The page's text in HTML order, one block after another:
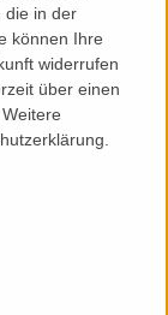
die in der
können Ihre
widerrufen
über einen